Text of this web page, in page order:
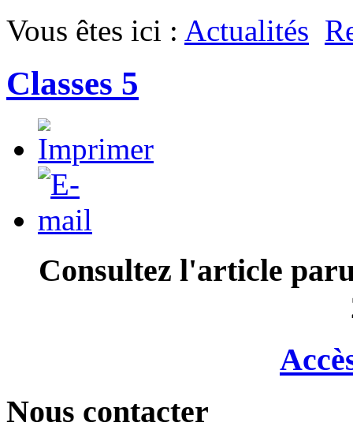
Vous êtes ici : Actualités
Classes 5
Consultez l'article
Nous contacter